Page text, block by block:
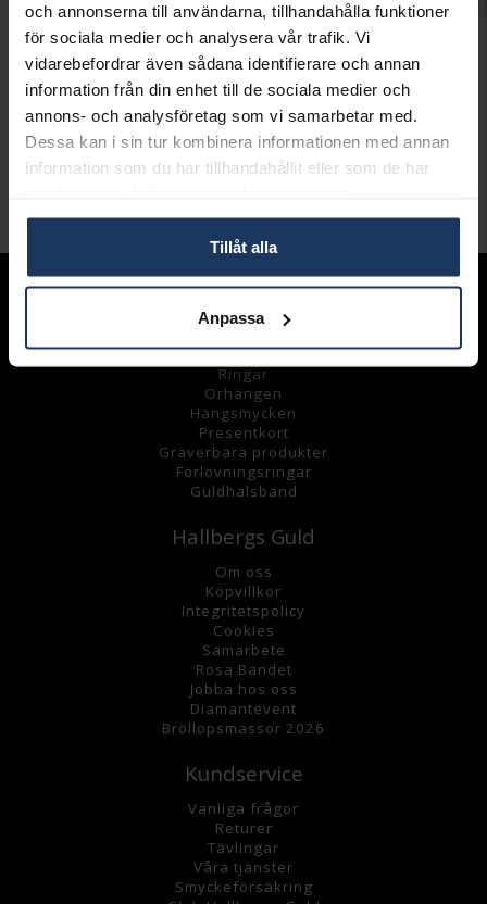
och annonserna till användarna, tillhandahålla funktioner
för sociala medier och analysera vår trafik. Vi
vidarebefordrar även sådana identifierare och annan
information från din enhet till de sociala medier och
annons- och analysföretag som vi samarbetar med.
Dessa kan i sin tur kombinera informationen med annan
information som du har tillhandahållit eller som de har
Tillåt alla
Anpassa
Lagervara.
Leveranstid 2-5 arbetsdagar.
Öppet köp i 30 dagar vid onlineköp.
INFO
VARUMÄRKE Hallbergs Guld
Andra köpte även
Halsband
Ringar
Örhängen
Hängsmycken
Presentkort
Graverbara produkter
Förlovningsringar
Guldhalsband
Hallbergs Guld
Om oss
Köpvillkor
Integritetspolicy
Cookies
Samarbete
Rosa Bandet
Jobba hos oss
Diamantevent
Bröllopsmässor 2026
Kundservice
Vanliga frågor
Returer
Tävlingar
Våra tjänster
Smyckeförsäkring